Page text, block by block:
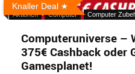
Knaller Deal
Aktionen Computer Computer
Computeruniverse –
375€ Cashback oder
Gamesplanet!